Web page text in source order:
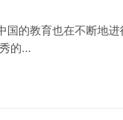
的教育也在不断地
的…